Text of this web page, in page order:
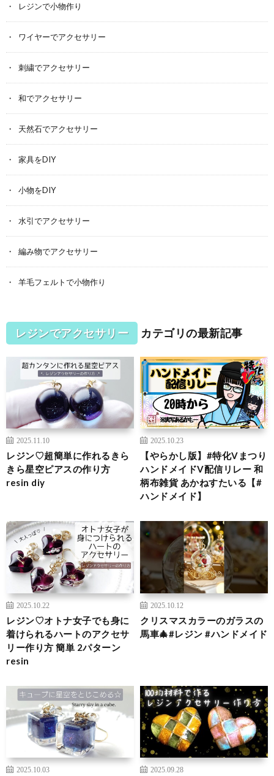
レジンで小物作り
ワイヤーでアクセサリー
刺繍でアクセサリー
和でアクセサリー
天然石でアクセサリー
家具をDIY
小物をDIY
水引でアクセサリー
編み物でアクセサリー
羊毛フェルトで小物作り
レジンでアクセサリー カテゴリの最新記事
2025.11.10
レジン♡超簡単に作れるきら
きら星空ピアスの作り方
resin diy
2025.10.23
【やらかし版】#特化Vまつり
ハンドメイドV配信リレー 和
柄布雑貨 あかねすたいる【#
ハンドメイド】
2025.10.22
レジン♡オトナ女子でも身に
着けられるハートのアクセサ
リー作り方 簡単 2パターン
resin
2025.10.12
クリスマスカラーのガラスの
馬車🎄#レジン #ハンドメイド
2025.10.03 2025.09.28